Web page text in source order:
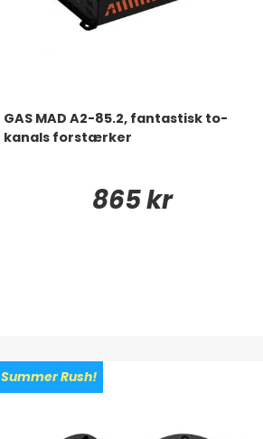
GAS MAD A2-85.2, fantastisk to-
kanals forstærker
865 kr
Summer Rush!